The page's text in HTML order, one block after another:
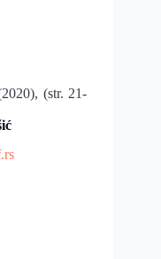
(str. 21-